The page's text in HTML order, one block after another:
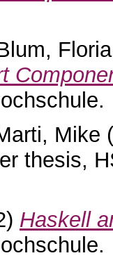
Mike
thesis,
Haskell